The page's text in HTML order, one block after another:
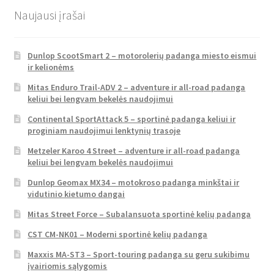
Naujausi įrašai
Dunlop ScootSmart 2 – motorolerių padanga miesto eismui
ir kelionėms
Mitas Enduro Trail-ADV 2 – adventure ir all-road padanga
keliui bei lengvam bekelės naudojimui
Continental SportAttack 5 – sportinė padanga keliui ir
proginiam naudojimui lenktynių trasoje
Metzeler Karoo 4 Street – adventure ir all-road padanga
keliui bei lengvam bekelės naudojimui
Dunlop Geomax MX34 – motokroso padanga minkštai ir
vidutinio kietumo dangai
Mitas Street Force – Subalansuota sportinė kelių padanga
CST CM-NK01 – Moderni sportinė kelių padanga
Maxxis MA-ST3 – Sport-touring padanga su geru sukibimu
įvairiomis sąlygomis